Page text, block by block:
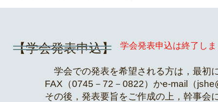
【学会発表申込】​ 学会発表申込は終了し
学会での発表を希望される方は，最初
FAX（0745－72－0822）かe-mail（
その後，発表要旨をご作成の上，幹事会